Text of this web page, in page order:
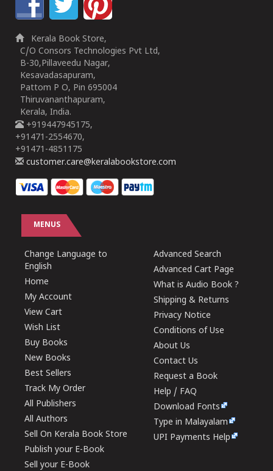
Kerala Book Store,
C/O Consors Technologies Pvt Ltd,
B-30,Pillaveedu Nagar,
Kesavadasapuram,
Pattom P O, Pin 695004
Thiruvananthapuram,
Kerala, India.
+919447945175,
+91471-2554670,
+91471-4851175
customer.care@keralabookstore.com
MENUS
Change Language to
English
Home
My Account
View Cart
Wish List
Buy Books
New Books
Best Sellers
Track My Order
All Publishers
All Authors
Sell On Kerala Book Store
Publish your E-Book
Sell your E-Book
Advanced Search
Advanced Cart Page
What is Audio Book ?
Shipping & Returns
Privacy Notice
Conditions of Use
About Us
Contact Us
Request a Book
Help / FAQ
Download Fonts
Type in Malayalam
UPI Payments Help